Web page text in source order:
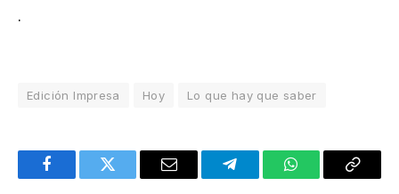
.
Edición Impresa Hoy Lo que hay que saber
FacebookTwitter Email TelegramWhatsAppCopy